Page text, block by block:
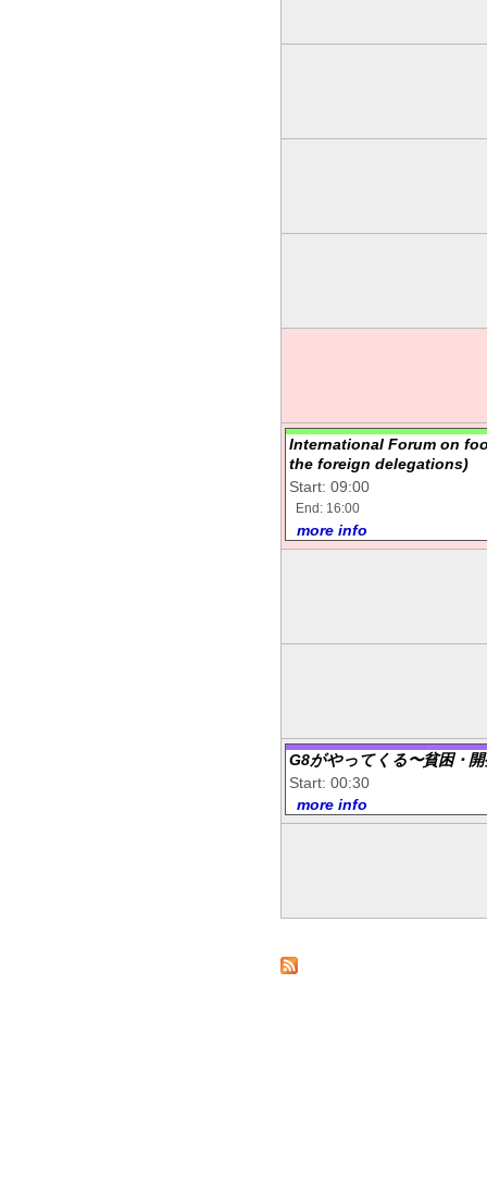
International Forum on
the foreign delegations)
Start: 09:00
End: 16:00
more info
G8がやってくる〜貧困・
Start: 00:30
more info